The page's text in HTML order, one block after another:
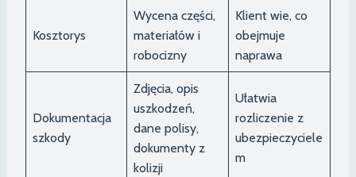
Kosztorys
Wycena części,
materiałów i
robocizny
Klient wie, co
obejmuje
naprawa
Dokumentacja
szkody
Zdjęcia, opis
uszkodzeń,
dane polisy,
dokumenty z
kolizji
Ułatwia
rozliczenie z
ubezpieczyciele
m